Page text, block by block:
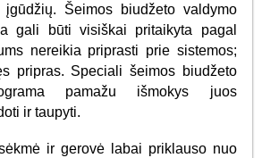
Šeimos biudžeto valdymo
gali būti visiškai pritaikyta pagal
nereikia priprasti prie sistemos;
pripras. Speciali šeimos biudžeto
pamažu išmokys juos
ir taupyti.
ir gerovė labai priklauso nuo